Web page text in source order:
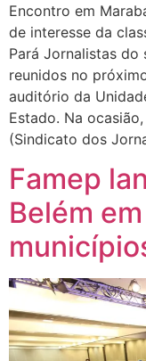
Encontro em
de interesse da
Pará Jornalistas do
reunidos no
auditório da
Estado. Na
(Sindicato dos
Famep
Belém